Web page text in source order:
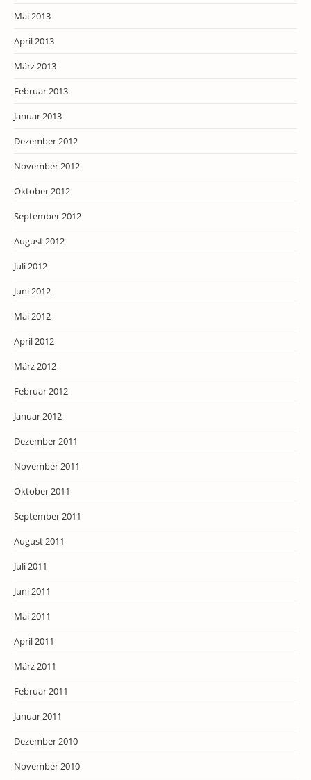
Mai 2013
April 2013
März 2013
Februar 2013
Januar 2013
Dezember 2012
November 2012
Oktober 2012
September 2012
August 2012
Juli 2012
Juni 2012
Mai 2012
April 2012
März 2012
Februar 2012
Januar 2012
Dezember 2011
November 2011
Oktober 2011
September 2011
August 2011
Juli 2011
Juni 2011
Mai 2011
April 2011
März 2011
Februar 2011
Januar 2011
Dezember 2010
November 2010